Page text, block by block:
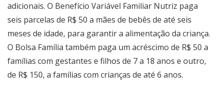
adicionais. O Benefício Variável Familiar Nutriz paga
seis parcelas de R$ 50 a mães de bebês de até seis
meses de idade, para garantir a alimentação da criança.
O Bolsa Família também paga um acréscimo de R$ 50 a
famílias com gestantes e filhos de 7 a 18 anos e outro,
de R$ 150, a famílias com crianças de até 6 anos.